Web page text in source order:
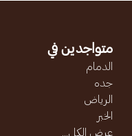
متواجدين في
الدمام
جده
الرياض
الخبر
عرض الكل...